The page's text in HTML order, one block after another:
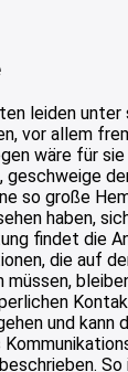
leiden
vor allem
wäre für
geschweige
so große
haben,
findet die
die auf
und kann